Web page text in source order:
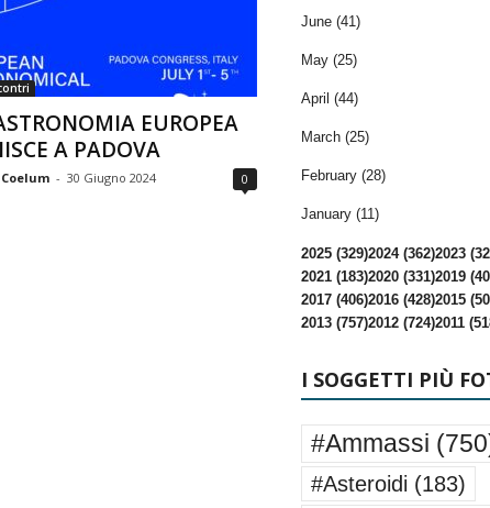
EUROPEA
A PADOVA
- 30 Giugno 2024 0
June (41)
May (25)
April (44)
March (25)
February (28)
January (11)
2025 (329)2024 (362)2023
2021 (183)2020 (331)2019
2017 (406)2016 (428)2015
2013 (757)2012 (724)2011
I SOGGETTI PIÙ
#Ammassi
#Asteroidi (183)